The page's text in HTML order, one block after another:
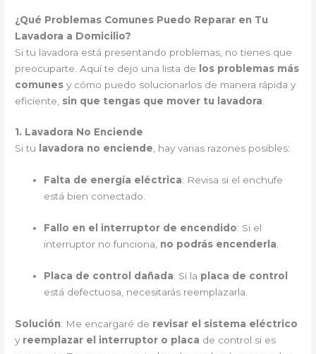
¿Qué Problemas Comunes Puedo Reparar en Tu
Lavadora a Domicilio?
Si tu lavadora está presentando problemas, no tienes que
preocuparte. Aquí te dejo una lista de los problemas más
comunes y cómo puedo solucionarlos de manera rápida y
eficiente, sin que tengas que mover tu lavadora
1. Lavadora No Enciende
Si tu
lavadora no enciende, hay varias razones posibles:
Falta de energía eléctrica: Revisa si el enchufe
está bien conectado.
Fallo en el interruptor de encendido: Si el
interruptor no funciona, no podrás encenderla
Placa de control dañada: Si la placa de control
está defectuosa, necesitarás reemplazarla.
Solución: Me encargaré de revisar el sistema eléctrico
y reemplazar el interruptor o placa de control si es